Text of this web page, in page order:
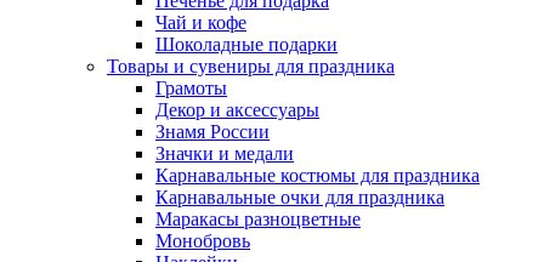
Чай и кофе
Шоколадные подарки
Товары и сувениры для праздника
Грамоты
Декор и аксессуары
Знамя России
Значки и медали
Карнавальные костюмы для праздника
Карнавальные очки для праздника
Маракасы разноцветные
Монобровь